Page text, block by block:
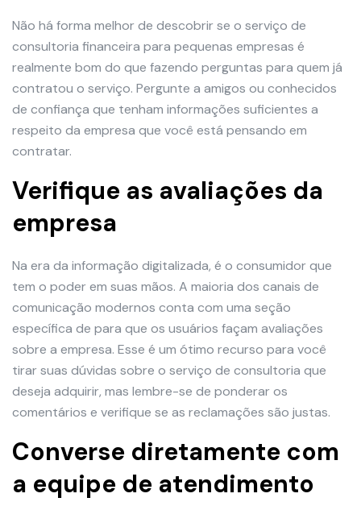
Não há forma melhor de descobrir se o serviço de
consultoria financeira para pequenas empresas é
realmente bom do que fazendo perguntas para quem já
contratou o serviço. Pergunte a amigos ou conhecidos
de confiança que tenham informações suficientes a
respeito da empresa que você está pensando em
contratar.
Verifique as avaliações da
empresa
Na era da informação digitalizada, é o consumidor que
tem o poder em suas mãos. A maioria dos canais de
comunicação modernos conta com uma seção
específica de para que os usuários façam avaliações
sobre a empresa. Esse é um ótimo recurso para você
tirar suas dúvidas sobre o serviço de consultoria que
deseja adquirir, mas lembre-se de ponderar os
comentários e verifique se as reclamações são justas.
Converse diretamente com
a equipe de atendimento